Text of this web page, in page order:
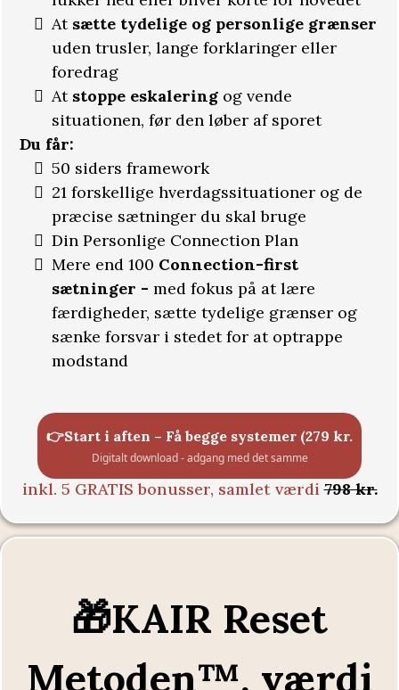
At sætte tydelige og personlige grænser
uden trusler, lange forklaringer eller
foredrag
At stoppe eskalering og vende
situationen, før den løber af sporet
Du får:
50 siders framework
21 forskellige hverdagssituationer og de
præcise sætninger du skal bruge
Din Personlige Connection Plan
Mere end 100 Connection-first
sætninger - med fokus på at lære
færdigheder, sætte tydelige grænser og
sænke forsvar i stedet for at optrappe
modstand
👉Start i aften – Få begge systemer (279 kr.
Digitalt download - adgang med det samme
inkl. 5 GRATIS bonusser, samlet værdi798 kr.
🎁KAIR Reset
Metoden™, værdi